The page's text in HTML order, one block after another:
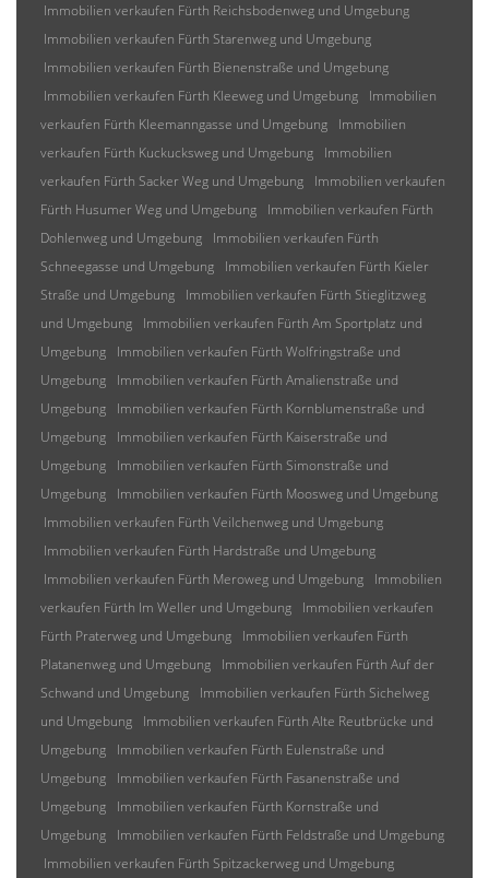
Immobilien verkaufen Fürth Reichsbodenweg und Umgebung
Immobilien verkaufen Fürth Starenweg und Umgebung
Immobilien verkaufen Fürth Bienenstraße und Umgebung
Immobilien verkaufen Fürth Kleeweg und Umgebung
Immobilien
verkaufen Fürth Kleemanngasse und Umgebung
Immobilien
verkaufen Fürth Kuckucksweg und Umgebung
Immobilien
verkaufen Fürth Sacker Weg und Umgebung
Immobilien verkaufen
Fürth Husumer Weg und Umgebung
Immobilien verkaufen Fürth
Dohlenweg und Umgebung
Immobilien verkaufen Fürth
Schneegasse und Umgebung
Immobilien verkaufen Fürth Kieler
Straße und Umgebung
Immobilien verkaufen Fürth Stieglitzweg
und Umgebung
Immobilien verkaufen Fürth Am Sportplatz und
Umgebung
Immobilien verkaufen Fürth Wolfringstraße und
Umgebung
Immobilien verkaufen Fürth Amalienstraße und
Umgebung
Immobilien verkaufen Fürth Kornblumenstraße und
Umgebung
Immobilien verkaufen Fürth Kaiserstraße und
Umgebung
Immobilien verkaufen Fürth Simonstraße und
Umgebung
Immobilien verkaufen Fürth Moosweg und Umgebung
Immobilien verkaufen Fürth Veilchenweg und Umgebung
Immobilien verkaufen Fürth Hardstraße und Umgebung
Immobilien verkaufen Fürth Meroweg und Umgebung
Immobilien
verkaufen Fürth Im Weller und Umgebung
Immobilien verkaufen
Fürth Praterweg und Umgebung
Immobilien verkaufen Fürth
Platanenweg und Umgebung
Immobilien verkaufen Fürth Auf der
Schwand und Umgebung
Immobilien verkaufen Fürth Sichelweg
und Umgebung
Immobilien verkaufen Fürth Alte Reutbrücke und
Umgebung
Immobilien verkaufen Fürth Eulenstraße und
Umgebung
Immobilien verkaufen Fürth Fasanenstraße und
Umgebung
Immobilien verkaufen Fürth Kornstraße und
Umgebung
Immobilien verkaufen Fürth Feldstraße und Umgebung
Immobilien verkaufen Fürth Spitzackerweg und Umgebung